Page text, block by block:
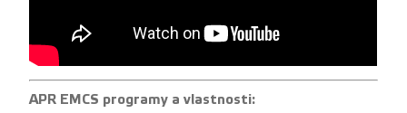
APR EMCS programy a vlastnosti: